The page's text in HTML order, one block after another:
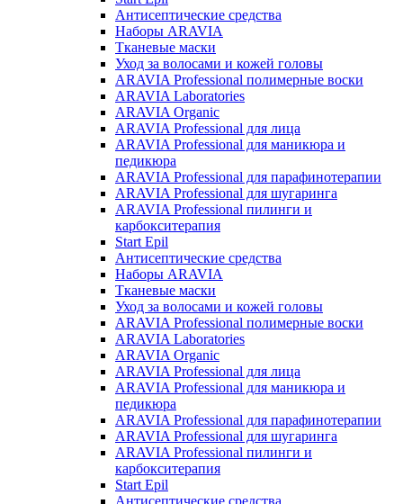
Антисептические средства
Наборы ARAVIA
Тканевые маски
Уход за волосами и кожей головы
ARAVIA Professional полимерные воски
ARAVIA Laboratories
ARAVIA Organic
ARAVIA Professional для лица
ARAVIA Professional для маникюра и
педикюра
ARAVIA Professional для парафинотерапии
ARAVIA Professional для шугаринга
ARAVIA Professional пилинги и
карбокситерапия
Start Epil
Антисептические средства
Наборы ARAVIA
Тканевые маски
Уход за волосами и кожей головы
ARAVIA Professional полимерные воски
ARAVIA Laboratories
ARAVIA Organic
ARAVIA Professional для лица
ARAVIA Professional для маникюра и
педикюра
ARAVIA Professional для парафинотерапии
ARAVIA Professional для шугаринга
ARAVIA Professional пилинги и
карбокситерапия
Start Epil
Антисептические средства